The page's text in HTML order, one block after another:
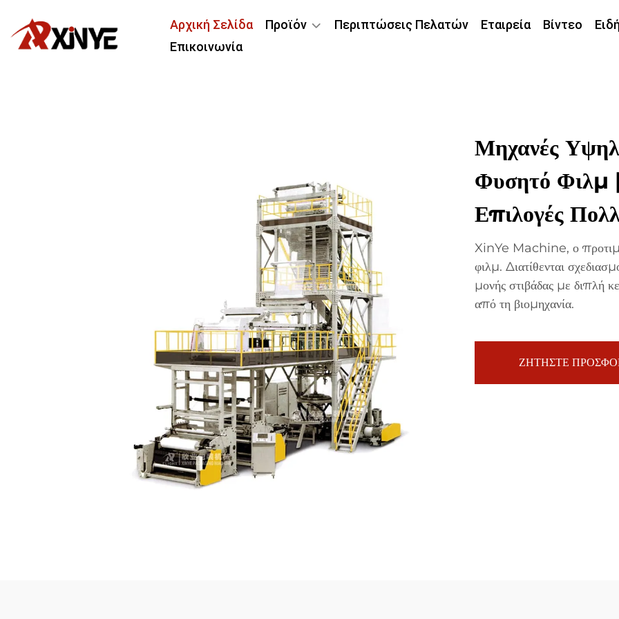
Αρχική Σελίδα Προϊόν Περιπτώσεις Πελατών Εταιρεία Βίντεο
Επικοινωνία
Μηχανές
Φυσητό
Επιλογές
XinYe Machine, ο
φιλμ. Διατίθενται
μονής στιβάδας με διπλή
από τη βιομηχανία.
ΖΗΤΗΣΤΕ